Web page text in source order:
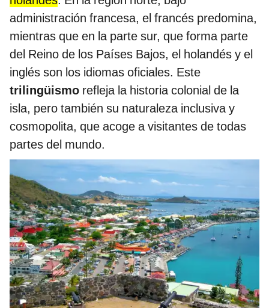
administración francesa, el francés predomina,
mientras que en la parte sur, que forma parte
del Reino de los Países Bajos, el holandés y el
inglés son los idiomas oficiales. Este
trilingüismo refleja la historia colonial de la
isla, pero también su naturaleza inclusiva y
cosmopolita, que acoge a visitantes de todas
partes del mundo.